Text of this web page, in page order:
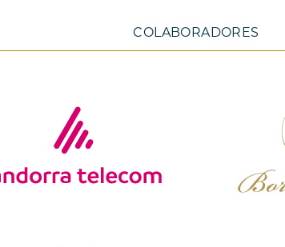
COLABORADORES